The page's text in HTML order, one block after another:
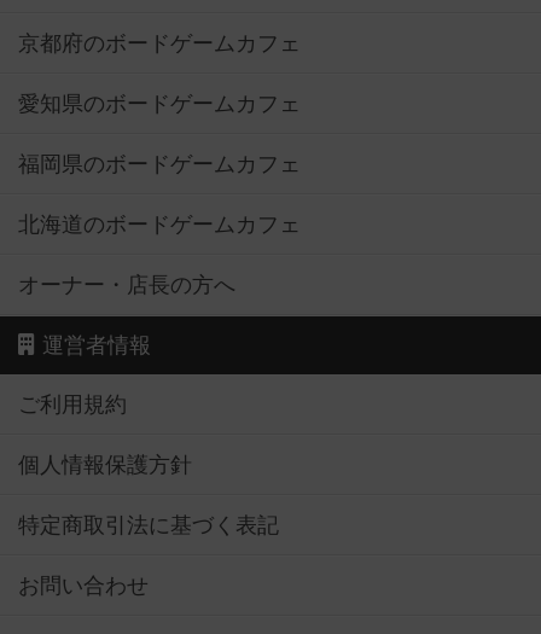
京都府のボードゲームカフェ
愛知県のボードゲームカフェ
福岡県のボードゲームカフェ
北海道のボードゲームカフェ
オーナー・店長の方へ
運営者情報
ご利用規約
個人情報保護方針
特定商取引法に基づく表記
お問い合わせ